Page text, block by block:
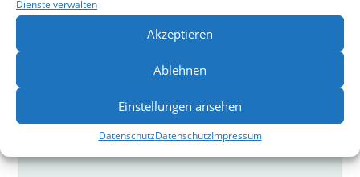
Dienste verwalten
Akzeptieren
Ablehnen
Einstellungen ansehen
DatenschutzDatenschutzImpressum
Innenwelt von Menschen interessiert, die mit Kampfkunst
ihr Leben gestalten (und gelegentlich inszenieren), kann
von der Lektüre profitieren.